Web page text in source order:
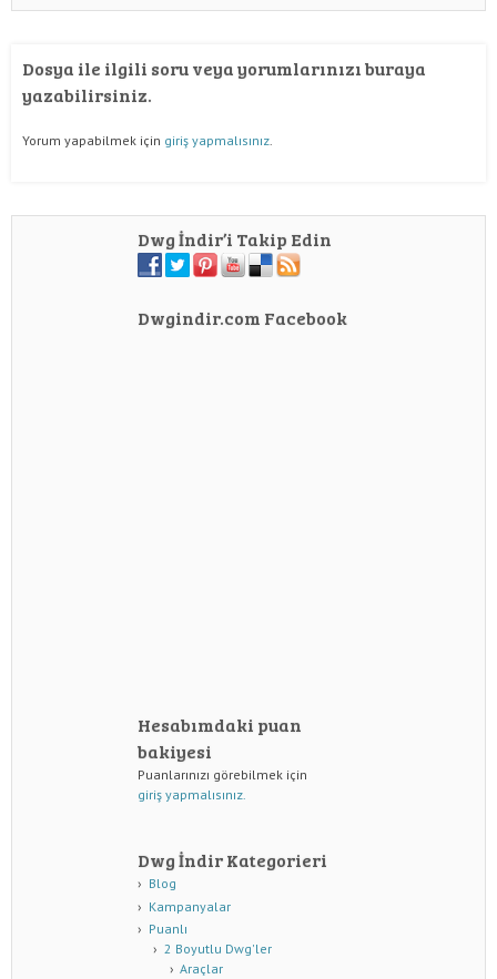
Dosya ile ilgili soru veya yorumlarınızı buraya
yazabilirsiniz.
Yorum yapabilmek için giriş yapmalısınız.
Dwg İndir’i Takip Edin
Dwgindir.com Facebook
Hesabımdaki puan
bakiyesi
Puanlarınızı görebilmek için
giriş yapmalısınız.
Dwg İndir Kategorieri
Blog
Kampanyalar
Puanlı
2 Boyutlu Dwg'ler
Araçlar